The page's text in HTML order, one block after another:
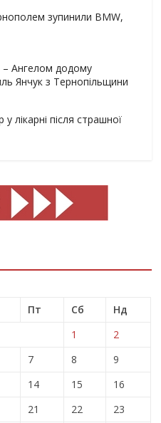
зупинили BMW,
– Ангелом додому
Янчук з Тернопільщини
лікарні після страшної
Пт Сб
Нд
1
2
7 8
9
14 15
16
21 22
23